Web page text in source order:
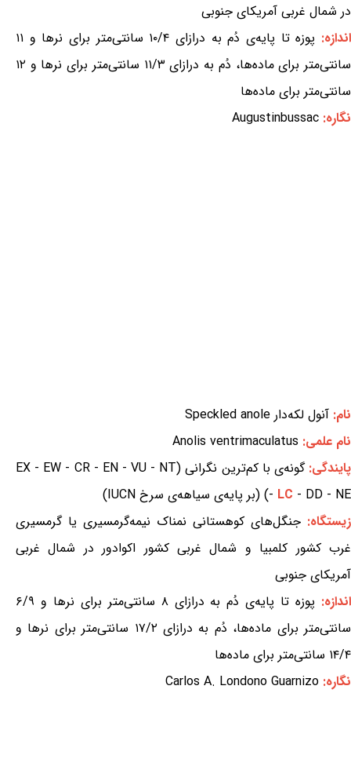
در شمال غربی آمریکای جنوبی
اندازه:
پوزه تا پایه‌ی دُم به درازای ۱۰/۴ سانتی‌متر برای نرها و ۱۱
سانتی‌متر برای ماده‌ها، دُم به درازای ۱۱/۳ سانتی‌متر برای نرها و ۱۲
سانتی‌متر برای ماده‌ها
نگاره: Augustinbussac
نام: آنول لکه‌دار Speckled anole
نام علمی: Anolis ventrimaculatus
پایندگی:
گونه‌ی با کم‌ترین نگرانی (EX - EW - CR - EN - VU - NT
- LC - DD - NE) (بر پایه‌ی سیاهه‌ی سرخ IUCN)
زیستگاه: جنگل‌های کوهستانی نمناک نیمه‌گرمسیری یا گرمسیری
غرب کشور کلمبیا و شمال غربی کشور اکوادور در شمال غربی
آمریکای جنوبی
اندازه:
پوزه تا پایه‌ی دُم به درازای ۸ سانتی‌متر برای نرها و ۶/۹
سانتی‌متر برای ماده‌ها، دُم به درازای ۱۷/۲ سانتی‌متر برای نرها و
۱۴/۴ سانتی‌متر برای ماده‌ها
نگاره: Carlos A. Londono Guarnizo